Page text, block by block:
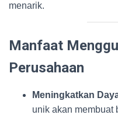
menarik.
Manfaat
Perusahaan
Meningkatkan
unik akan membuat